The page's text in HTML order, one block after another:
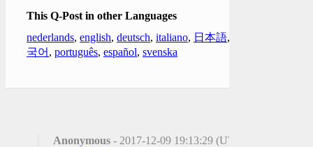
This Q-Post in other Languages
nederlands, english, deutsch, italiano, 日本語,
국어 , português, español, svenska
Anonymous - 2017-12-09 19:13:29 (UTC